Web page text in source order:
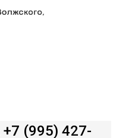
+7 (995) 427-